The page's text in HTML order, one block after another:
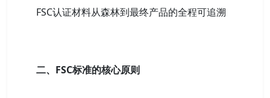
FSC认证材料从森林到最终产品的全程可追溯
二、FSC标准的核心原则